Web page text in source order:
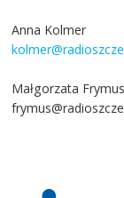
Anna Kolmer
Małgorzata Frymus